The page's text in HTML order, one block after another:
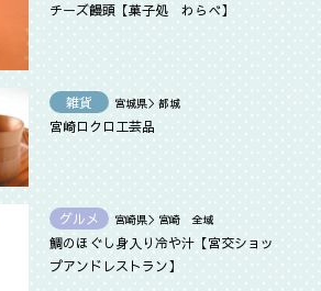
チーズ饅頭【菓子処 わらべ】
雑貨 宮城県＞都城
宮崎ロクロ工芸品
グルメ 宮崎県＞宮崎 全域
鯛のほぐし身入り冷や汁【‎宮交ショッ
プアンドレストラン】